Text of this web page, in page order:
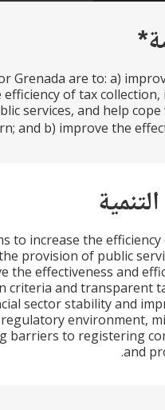
Grenada are to: a)
of tax collection,
services, and help
and b) improve the
to increase the
provision of public
the effectiveness and
criteria and transparent
sector stability and
environment,
barriers to registering
and